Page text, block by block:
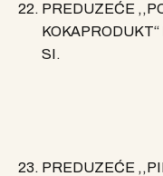
PREDUZEĆE
SI.
PREDUZEĆE